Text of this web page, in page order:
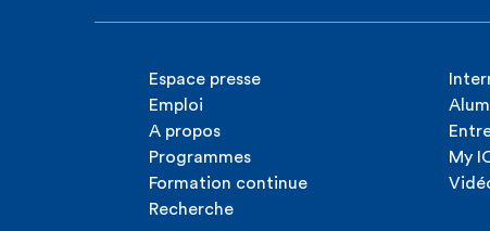
Espace presse
Emploi
A propos
Programmes
Formation continue
Recherche
My